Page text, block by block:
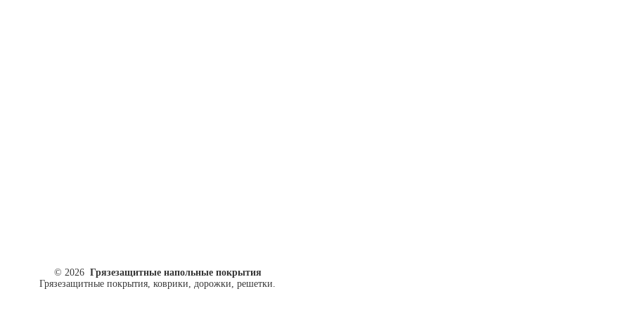
© 2026 Грязезащитные напольные покрытия
Грязезащитные покрытия, коврики, дорожки, решетки.